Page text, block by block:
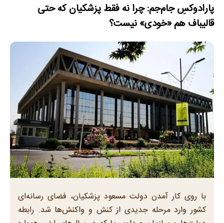
‌پارادوکسِ جام‌جم: چرا نه فقط پزشکیان که حتی
قالیباف هم «خودی» نیست؟
با روی کار آمدن دولت مسعود پزشکیان، فضای رسانه‌ای
کشور وارد مرحله جدیدی از کنش و واکنش‌ها شد. رابطه